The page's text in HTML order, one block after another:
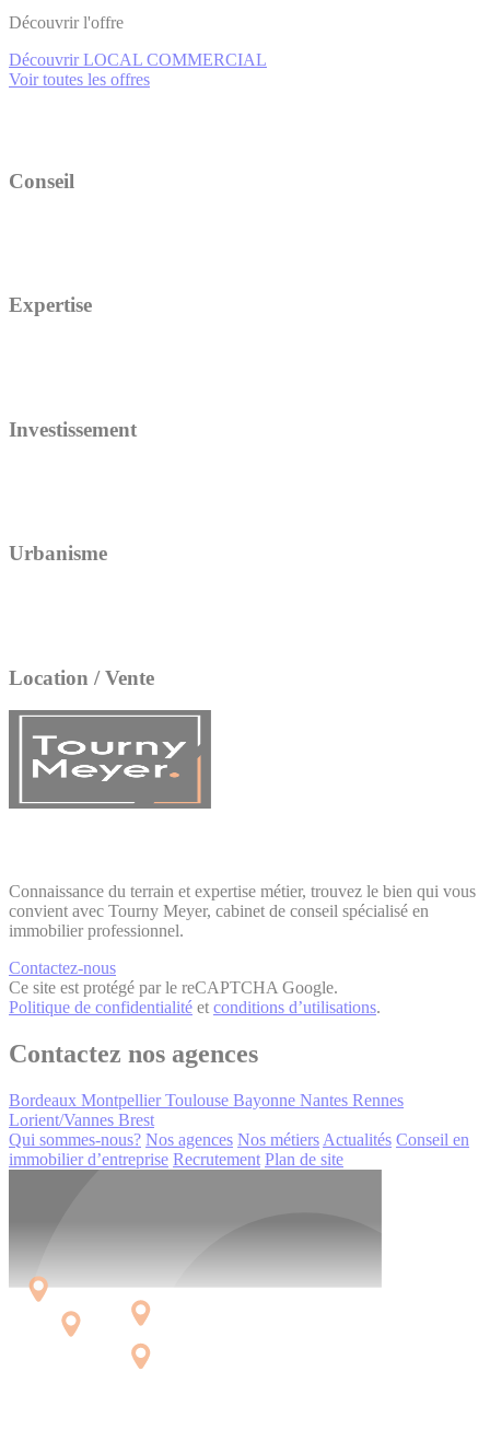
Découvrir l'offre
Découvrir LOCAL COMMERCIAL
Voir toutes les offres
Conseil
Expertise
Investissement
Urbanisme
Location / Vente
Connaissance du terrain et expertise métier, trouvez le bien qui vous
convient avec Tourny Meyer, cabinet de conseil spécialisé en
immobilier professionnel.
Contactez-nous
Ce site est protégé par le reCAPTCHA Google.
Politique de confidentialité et conditions d’utilisations.
Contactez nos agences
Bordeaux Montpellier Toulouse Bayonne Nantes Rennes
Lorient/Vannes Brest
Qui sommes-nous? Nos agences Nos métiers Actualités Conseil en
immobilier d’entreprise Recrutement Plan de site